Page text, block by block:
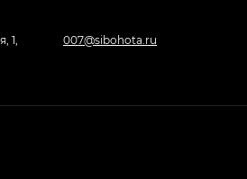
1,
007@sibohota.ru